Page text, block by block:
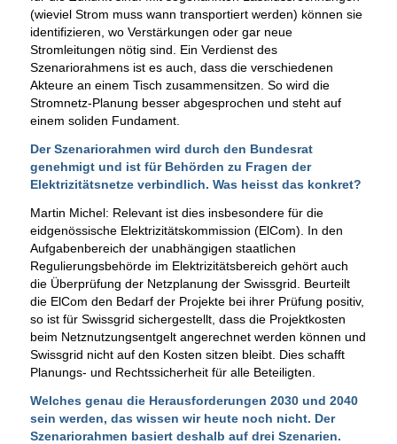
(wieviel Strom muss wann transportiert werden) können sie
identifizieren, wo Verstärkungen oder gar neue
Stromleitungen nötig sind. Ein Verdienst des
Szenariorahmens ist es auch, dass die verschiedenen
Akteure an einem Tisch zusammensitzen. So wird die
Stromnetz-Planung besser abgesprochen und steht auf
einem soliden Fundament.
Der Szenariorahmen wird durch den Bundesrat
genehmigt und ist für Behörden zu Fragen der
Elektrizitätsnetze verbindlich. Was heisst das konkret?
Martin Michel: Relevant ist dies insbesondere für die
eidgenössische Elektrizitätskommission (ElCom). In den
Aufgabenbereich der unabhängigen staatlichen
Regulierungsbehörde im Elektrizitätsbereich gehört auch
die Überprüfung der Netzplanung der Swissgrid. Beurteilt
die ElCom den Bedarf der Projekte bei ihrer Prüfung positiv,
so ist für Swissgrid sichergestellt, dass die Projektkosten
beim Netznutzungsentgelt angerechnet werden können und
Swissgrid nicht auf den Kosten sitzen bleibt. Dies schafft
Planungs- und Rechtssicherheit für alle Beteiligten.
Welches genau die Herausforderungen 2030 und 2040
sein werden, das wissen wir heute noch nicht. Der
Szenariorahmen basiert deshalb auf drei Szenarien.